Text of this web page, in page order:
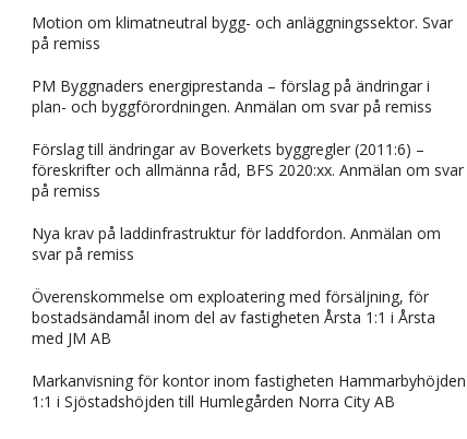
Motion om klimatneutral bygg- och anläggningssektor. Svar
på remiss
PM Byggnaders energiprestanda – förslag på ändringar i
plan- och byggförordningen. Anmälan om svar på remiss
Förslag till ändringar av Boverkets byggregler (2011:6) –
föreskrifter och allmänna råd, BFS 2020:xx. Anmälan om svar
på remiss
Nya krav på laddinfrastruktur för laddfordon. Anmälan om
svar på remiss
Överenskommelse om exploatering med försäljning, för
bostadsändamål inom del av fastigheten Årsta 1:1 i Årsta
med JM AB
Markanvisning för kontor inom fastigheten Hammarbyhöjden
1:1 i Sjöstadshöjden till Humlegården Norra City AB